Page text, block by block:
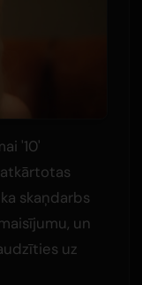
'10'
skaņdarbs
un
uz